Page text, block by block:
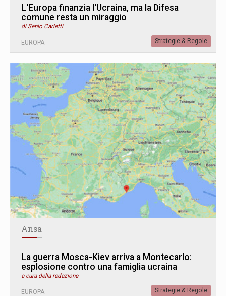
L'Europa finanzia l'Ucraina, ma la Difesa
comune resta un miraggio
di Senio Carletti
EUROPA Strategie & Regole
Ansa
La guerra Mosca-Kiev arriva a Montecarlo:
esplosione contro una famiglia ucraina
a cura della redazione
EUROPA Strategie & Regole